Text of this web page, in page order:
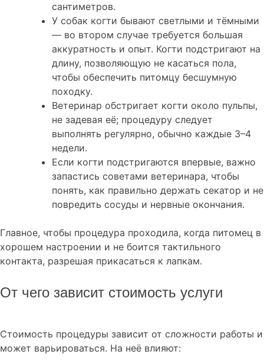
сантиметров.
У собак когти бывают светлыми и тёмными
— во втором случае требуется большая
аккуратность и опыт. Когти подстригают на
длину, позволяющую не касаться пола,
чтобы обеспечить питомцу бесшумную
походку.
Ветеринар обстригает когти около пульпы,
не задевая её; процедуру следует
выполнять регулярно, обычно каждые 3–4
недели.
Если когти подстригаются впервые, важно
запастись советами ветеринара, чтобы
понять, как правильно держать секатор и не
повредить сосуды и нервные окончания.
Главное, чтобы процедура проходила, когда питомец в
хорошем настроении и не боится тактильного
контакта, разрешая прикасаться к лапкам.
От чего зависит стоимость услуги
Стоимость процедуры зависит от сложности работы и
может варьироваться. На неё влияют: